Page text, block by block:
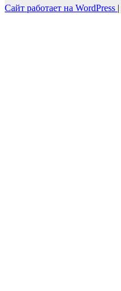
Сайт работает на WordPress |